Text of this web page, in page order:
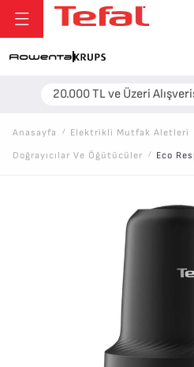
Anasayfa / Elektri̇kli̇ Mutfak Aletleri̇
Doğrayıcılar Ve Öğütücüler / Eco